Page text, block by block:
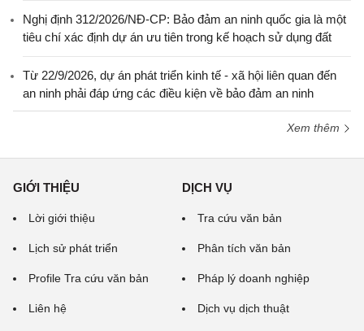
Nghị định 312/2026/NĐ-CP: Bảo đảm an ninh quốc gia là một
tiêu chí xác định dự án ưu tiên trong kế hoạch sử dụng đất
Từ 22/9/2026, dự án phát triển kinh tế - xã hội liên quan đến
an ninh phải đáp ứng các điều kiện về bảo đảm an ninh
Xem thêm
GIỚI THIỆU
Lời giới thiệu
Lịch sử phát triển
Profile Tra cứu văn bản
Liên hệ
DỊCH VỤ
Tra cứu văn bản
Phân tích văn bản
Pháp lý doanh nghiệp
Dịch vụ dịch thuật